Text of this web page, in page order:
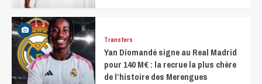
Transfers
Yan Diomandé signe au Real Madrid
pour 140 M€ : la recrue la plus chère
de l’histoire des Merengues